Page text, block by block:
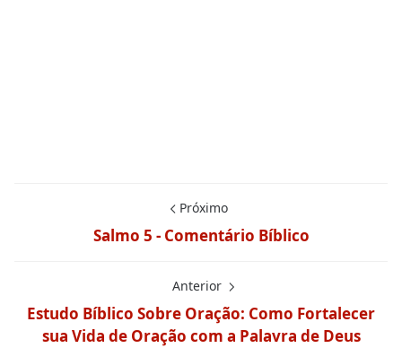
Próximo
Salmo 5 - Comentário Bíblico
Anterior
Estudo Bíblico Sobre Oração: Como Fortalecer
sua Vida de Oração com a Palavra de Deus